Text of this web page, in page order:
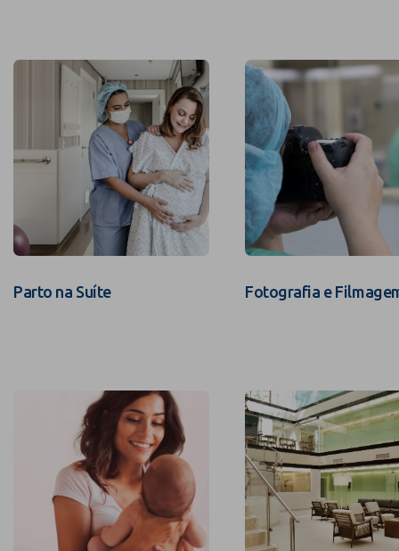
Parto na Suíte Fotografia e